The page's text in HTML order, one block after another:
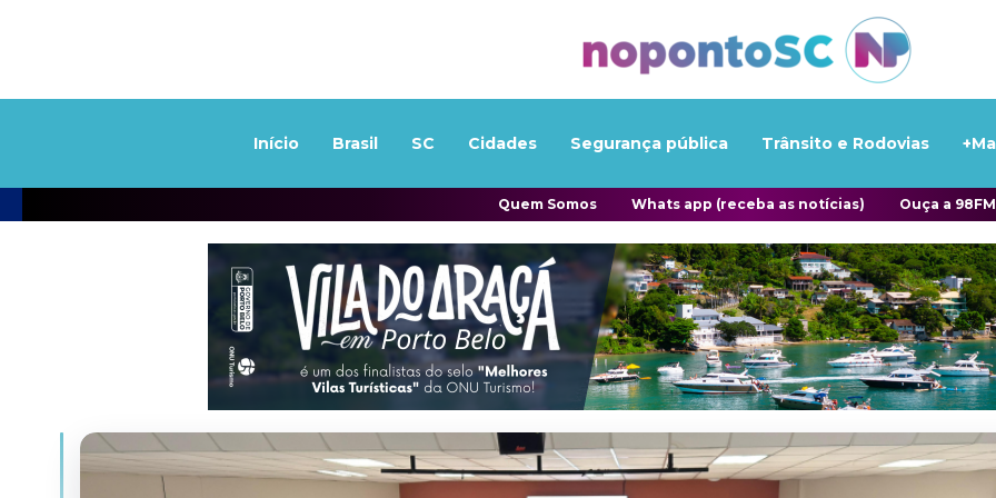
Início Brasil SC Cidades Segurança pública Trânsito e Rodovias
Quem Somos Whats app (receba as notícias) Ouça a 98FM